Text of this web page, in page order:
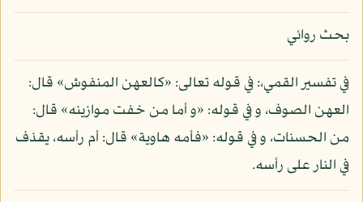
بحث روائي
في تفسير القمي،: في قوله تعالى: «كالعهن المنفوش» قال:
العهن الصوف، و في قوله: «و أما من خفت موازينه» قال:
من الحسنات، و في قوله: «فأمه هاوية» قال: أم رأسه، يقذف
في النار على رأسه.